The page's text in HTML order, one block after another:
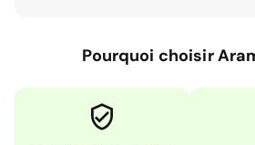
Pourquoi choisir